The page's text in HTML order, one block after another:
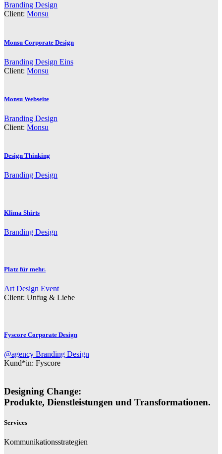
Branding Design
Client: Monsu
Monsu Corporate Design
Branding Design Eins
Client: Monsu
Monsu Webseite
Branding Design
Client: Monsu
Design Thinking
Branding Design
Klima Shirts
Branding Design
Platz für mehr.
Art Design Event
Client: Unfug & Liebe
Fyscore Corporate Design
@agency Branding Design
Kund*in: Fyscore
Designing Change:
Produkte, Dienstleistungen und Transformationen.
Services
Kommunikationsstrategien